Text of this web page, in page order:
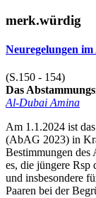
merk.würdig
Neuregelungen
(S.150 - 154)
Das
Al-Dubai Amina
Am 1.1.2024 ist
(AbAG 2023) in
Bestimmungen des
es, die jüngere Rsp
und insbesondere
Paaren bei der